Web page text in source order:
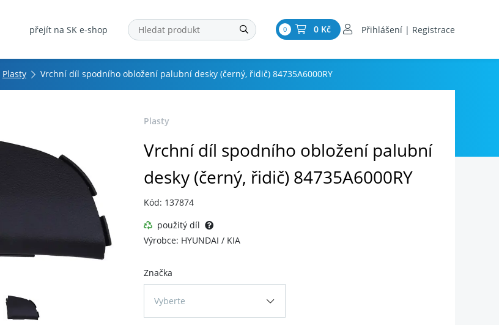
přejít na SK e-shop 0 0 Kč Přihlášení | Registrace
Plasty Vrchní díl spodního obložení palubní desky (černý, řidič) 84735A6000RY
Plasty
Vrchní díl spodního obložení palubní
desky (černý, řidič) 84735A6000RY
Kód: 137874
použitý díl
Výrobce: HYUNDAI / KIA
Značka
Vyberte